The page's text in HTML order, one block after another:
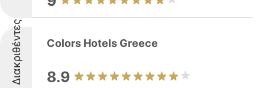
Διακριθέντες Colors Hotels Greece
8.9